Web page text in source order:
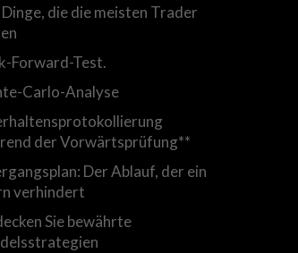
die die meisten Trader
Forward-Test.
Carlo-Analyse
der Vorwärtsprüfung**
Der Ablauf, der ein
verhindert
Sie bewährte